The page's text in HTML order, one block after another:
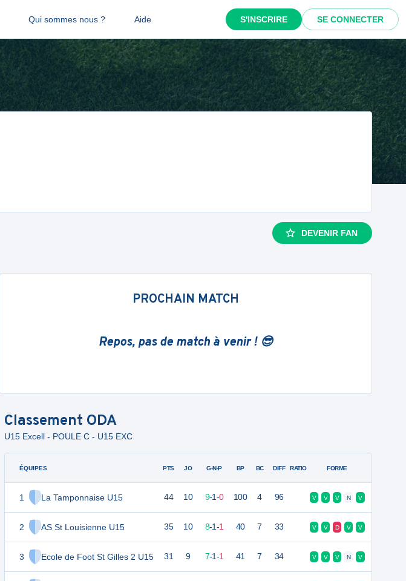
Qui sommes nous ? Aide S'INSCRIRE SE CONNECTER
DEVENIR FAN
PROCHAIN MATCH
Repos, pas de match à venir ! 😎
Classement ODA
U15 Excell - POULE C - U15 EXC
ÉQUIPES
1 La Tamponnaise U15
2 AS St Louisienne U15
3 Ecole de Foot St Gilles 2 U15
PTS JO G-N-P BP BC DIFF RATIO FORME
44 10 9-1-0 100 4 96 V V V N V
35 10 8-1-1 40 7 33 V V D V V
31 9 7-1-1 41 7 34 V V V N V